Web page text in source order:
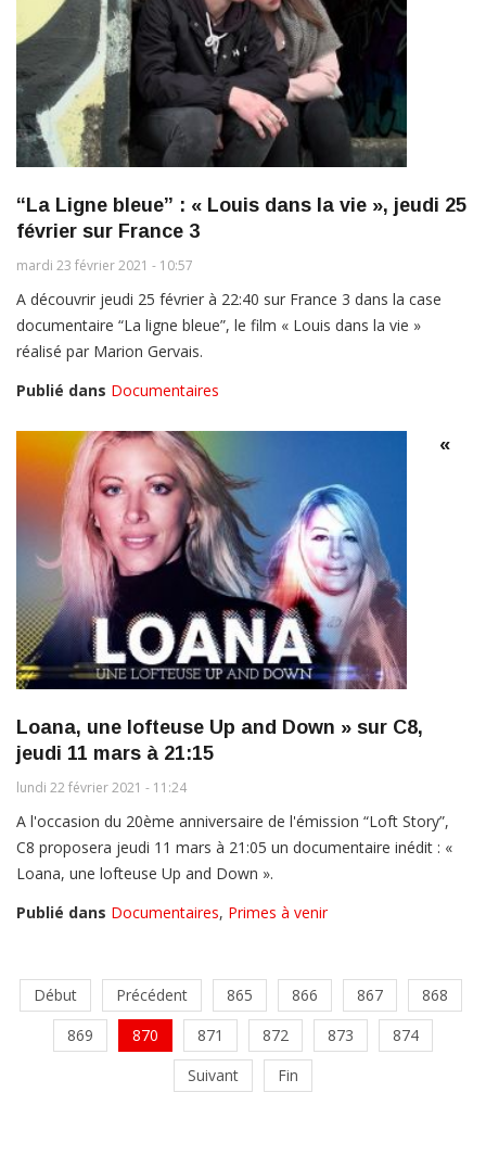
“La Ligne bleue” : « Louis dans la vie », jeudi 25
février sur France 3
mardi 23 février 2021 - 10:57
A découvrir jeudi 25 février à 22:40 sur France 3 dans la case
documentaire “La ligne bleue”, le film « Louis dans la vie »
réalisé par Marion Gervais.
Publié dans Documentaires
«
Loana, une lofteuse Up and Down » sur C8,
jeudi 11 mars à 21:15
lundi 22 février 2021 - 11:24
A l'occasion du 20ème anniversaire de l'émission “Loft Story”,
C8 proposera jeudi 11 mars à 21:05 un documentaire inédit : «
Loana, une lofteuse Up and Down ».
Publié dans Documentaires, Primes à venir
Début Précédent 865 866 867
868
869
870 871 872 873
874
Suivant
Fin